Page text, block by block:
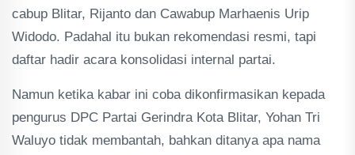
cabup Blitar, Rijanto dan Cawabup Marhaenis Urip
Widodo. Padahal itu bukan rekomendasi resmi, tapi
daftar hadir acara konsolidasi internal partai.
Namun ketika kabar ini coba dikonfirmasikan kepada
pengurus DPC Partai Gerindra Kota Blitar, Yohan Tri
Waluyo tidak membantah, bahkan ditanya apa nama